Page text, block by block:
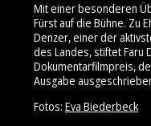
Mit einer besonderen
Fürst auf die Bühne. Zu
Denzer, einer der
des Landes, stiftet Faru
Dokumentarfilmpreis,
Ausgabe
Fotos: Eva Biederbeck